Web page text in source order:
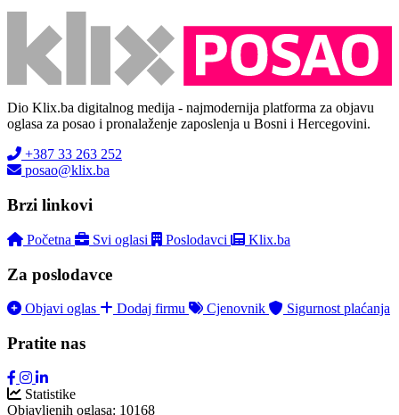
Dio Klix.ba digitalnog medija - najmodernija platforma za objavu
oglasa za posao i pronalaženje zaposlenja u Bosni i Hercegovini.
+387 33 263 252
posao@klix.ba
Brzi linkovi
Početna Svi oglasi Poslodavci Klix.ba
Za poslodavce
Objavi oglas Dodaj firmu Cjenovnik Sigurnost plaćanja
Pratite nas
Statistike
Objavljenih oglasa: 10168